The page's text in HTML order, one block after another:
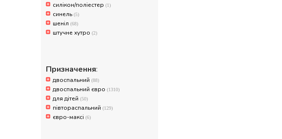
силікон/поліестер (1)
синель (5)
шеніл (68)
штучне хутро (2)
Призначення:
двоспальний (88)
двоспальний євро (1310)
для дітей (50)
півтораспальний (129)
євро-максі (6)